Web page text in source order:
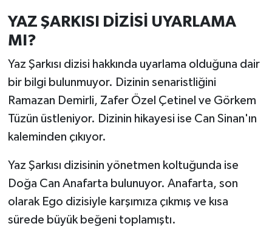
YAZ ŞARKISI DİZİSİ UYARLAMA
MI?
Yaz Şarkısı dizisi hakkında uyarlama olduğuna dair
bir bilgi bulunmuyor. Dizinin senaristliğini
Ramazan Demirli, Zafer Özel Çetinel ve Görkem
Tüzün üstleniyor. Dizinin hikayesi ise Can Sinan'ın
kaleminden çıkıyor.
Yaz Şarkısı dizisinin yönetmen koltuğunda ise
Doğa Can Anafarta bulunuyor. Anafarta, son
olarak Ego dizisiyle karşımıza çıkmış ve kısa
sürede büyük beğeni toplamıştı.